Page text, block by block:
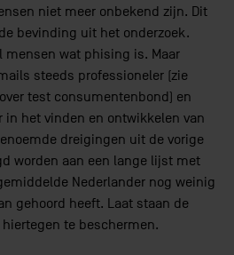
niet meer onbekend zijn. Dit
bevinding uit het onderzoek.
mensen wat phising is. Maar
steeds professioneler (zie
test consumentenbond) en
in het vinden en ontwikkelen van
dreigingen uit de vorige
worden aan een lange lijst met
Nederlander nog weinig
gehoord heeft. Laat staan de
te beschermen.